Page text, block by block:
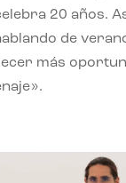
20 años.
de
más